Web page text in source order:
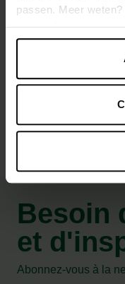
passen. Meer
meer informatie.
Tranchant affuté
Caractéristiques
Besoin
et
Abonnez-vous à la